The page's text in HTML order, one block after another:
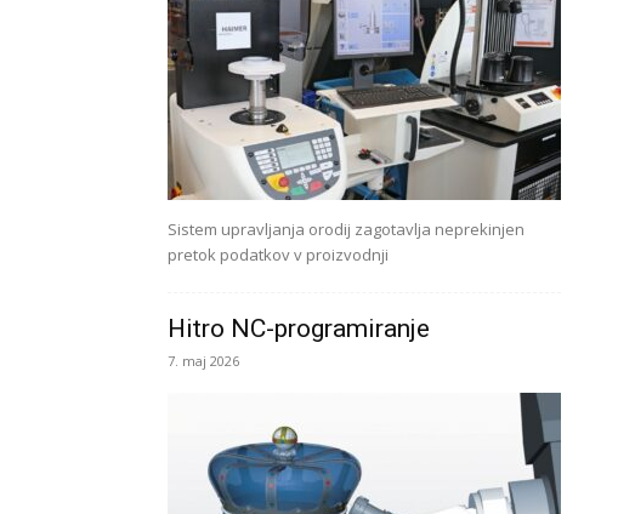
Sistem upravljanja orodij zagotavlja neprekinjen
pretok podatkov v proizvodnji
Hitro NC-programiranje
7. maj 2026